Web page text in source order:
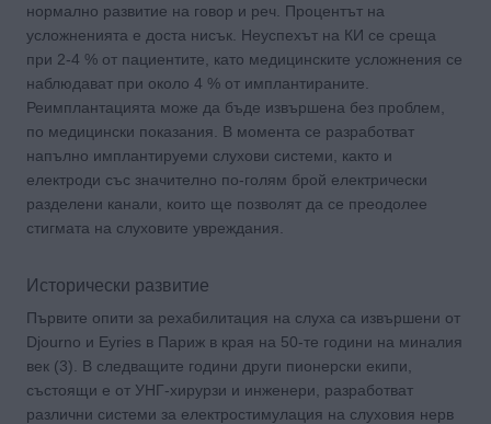
нормално развитие на говор и реч. Процентът на
усложненията е доста нисък. Неуспехът на КИ се среща
при 2-4 % от пациентите, като медицинските усложнения се
наблюдават при около 4 % от имплантираните.
Реимплантацията може да бъде извършена без проблем,
по медицински показания. В момента се разработват
напълно имплантируеми слухови системи, както и
електроди със значително по-голям брой електрически
разделени канали, които ще позволят да се преодолее
стигмата на слуховите увреждания.
Исторически развитие
Първите опити за рехабилитация на слуха са извършени от
Djourno и Eyries в Париж в края на 50-те години на миналия
век (3). В следващите години други пионерски екипи,
състоящи е от УНГ-хирурзи и инженери, разработват
различни системи за електростимулация на слуховия нерв